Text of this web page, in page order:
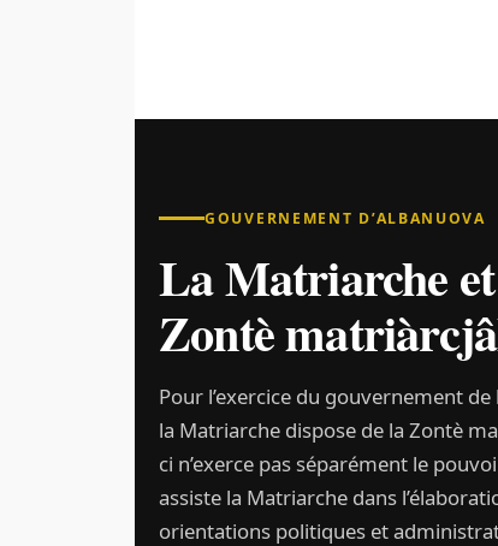
GOUVERNEMENT D’ALBANUOVA
La Matriarche
Zontè
Pour l’exercice du gouvernement de
la Matriarche dispose de la Zontè
ci n’exerce pas séparément le
assiste la Matriarche dans
orientations politiques et